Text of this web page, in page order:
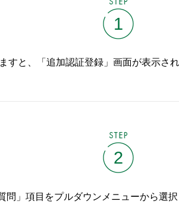
1
すと、「追加認証登録」画面が表示され
2
問」項目をプルダウンメニューから選